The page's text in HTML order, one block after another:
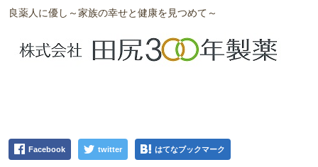
良薬人に優し～家族の幸せと健康を見つめて～
Facebook twitter はてなブックマーク